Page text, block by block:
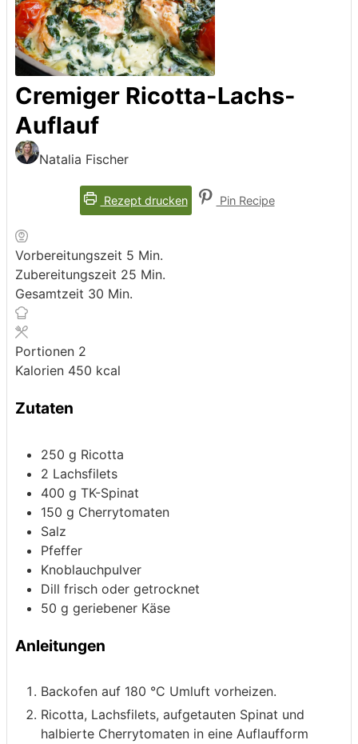
Cremiger Ricotta-Lachs-
Auflauf
Natalia Fischer
Rezept drucken Pin Recipe
Vorbereitungszeit 5 Minuten
Min.
Zubereitungszeit 25 Minuten
Min.
Gesamtzeit 30 Minuten
Min.
Portionen 2
Kalorien 450 kcal
Zutaten
250 g Ricotta
2 Lachsfilets
400 g TK-Spinat
150 g Cherrytomaten
Salz
Pfeffer
Knoblauchpulver
Dill frisch oder getrocknet
50 g geriebener Käse
Anleitungen
Backofen auf 180 °C Umluft vorheizen.
Ricotta, Lachsfilets, aufgetauten Spinat und
halbierte Cherrytomaten in eine Auflaufform